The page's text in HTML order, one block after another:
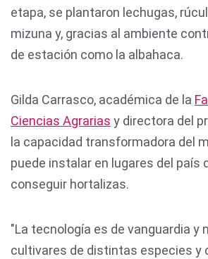
etapa, se plantaron lechugas,
mizuna y, gracias al ambiente
de estación como la albahaca.
Gilda Carrasco, académica de la
Ciencias Agrarias y directora del
la capacidad transformadora del
puede instalar en lugares del país
conseguir hortalizas.
"La tecnología es de vanguardia y
cultivares de distintas especies y